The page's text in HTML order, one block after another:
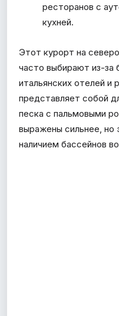
ресторанов с
кухней.
Этот курорт на
часто выбирают из-за
итальянских отелей и
представляет собой
песка с пальмовыми
выражены сильнее, но
наличием бассейнов